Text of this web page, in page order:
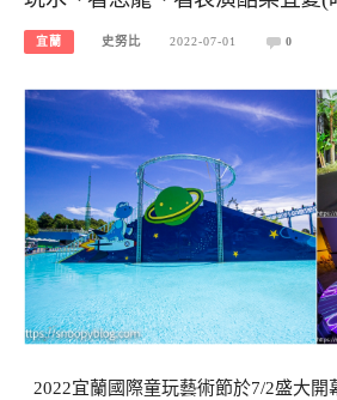
宜蘭 史努比 2022-07-01 0
2022宜蘭國際童玩藝術節於7/2盛大開